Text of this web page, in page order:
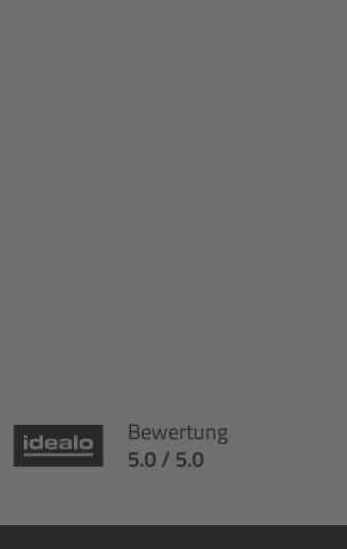
Bewertung
5.0 / 5.0